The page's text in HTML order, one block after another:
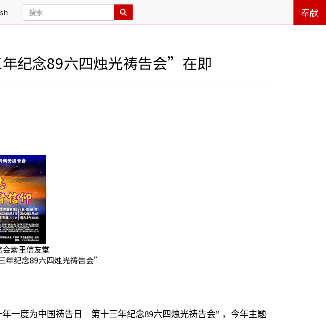
奉献
纪念89六四烛光祷告会”在即
素里信友堂
年纪念89六四烛光祷告会”
年一度为中国祷告日—第十三年纪念89六四烛光祷告会” ，今年主题